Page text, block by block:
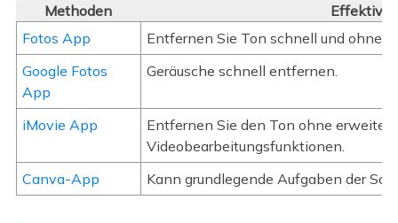
Methoden
Fotos App
Entfernen Sie Ton schnell und ohne
Google Fotos
App
Geräusche schnell entfernen.
iMovie App
Entfernen Sie den Ton ohne
Videobearbeitungsfunktionen.
Canva-App
Kann grundlegende Aufgaben der